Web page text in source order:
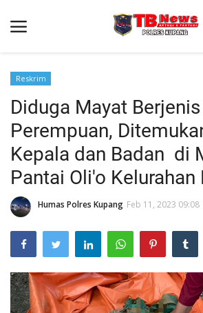
Beranda
Terms & Conditions
Reskrim
Binkam
Giat Ops
Lantas
Jurnal Kamtibmas
Satwil
Reskrim
Diduga Mayat
Perempuan,
Kepala dan Badan di
Pantai Oli'o Kelurahan
Humas Polres Kupang Feb 11, 2023 09:08